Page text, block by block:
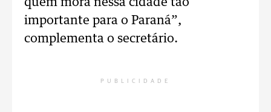
quem mora nessa cidade tão
importante para o Paraná”,
complementa o secretário.
PUBLICIDADE